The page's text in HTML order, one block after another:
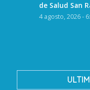
de Salud San
4 agosto, 2026 -